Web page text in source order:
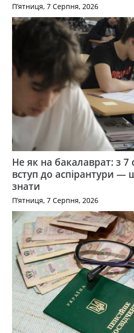
П’ятниця, 7 Серпня, 2026
Не як на бакалаврат: з 7
вступ до аспірантури
знати
П’ятниця, 7 Серпня, 2026